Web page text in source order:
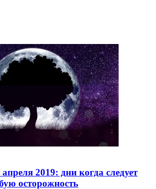
2019: дни когда следует
осторожность